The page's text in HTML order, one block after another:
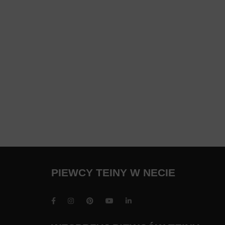
PIEWCY TEINY W NECIE